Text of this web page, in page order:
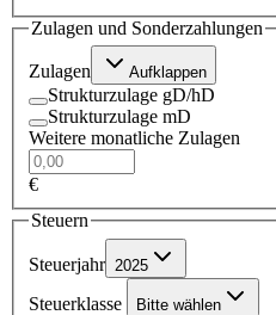
Zulagen und Sonderzahlungen
Zulagen Aufklappen
Strukturzulage gD/hD
Strukturzulage mD
Weitere monatliche Zulagen
€
Steuern
Steuerjahr 2025
Steuerklasse Bitte wählen